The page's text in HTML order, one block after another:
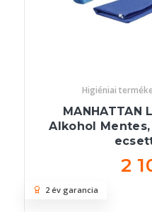
Higiéniai
Alkohol
2
2 év garancia